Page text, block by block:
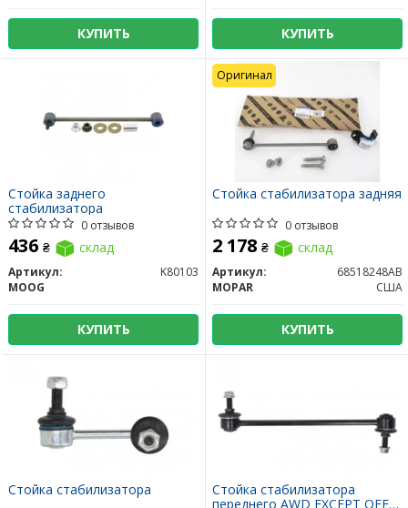
КУПИТЬ КУПИТЬ
Стойка заднего
стабилизатора
0 отзывов
436 ₴ склад
Артикул:
K80103
MOOG
КУПИТЬ
Стойка стабилизатора задняя
0 отзывов
2 178 ₴ склад
Артикул:
68518248AB
MOPAR
США
КУПИТЬ
Оригинал
Стойка стабилизатора
Стойка стабилизатора
переднего AWD EXCEPT OFF-